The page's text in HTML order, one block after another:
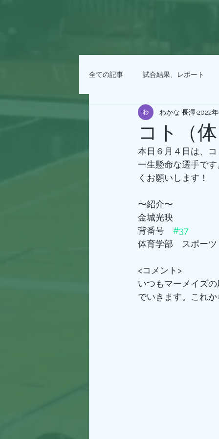
全ての記事 試合結果、レポート
コト（
わかな 長澤2022
本日６月４日は、
一生懸命な選手で
くお願いします！
〜紹介〜
金城光映
背番号 #37
体育学部　スポー
<コメント>
いつもマーメイズ
でいきます。これ